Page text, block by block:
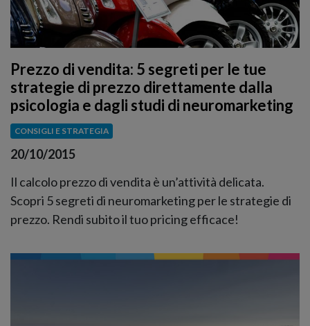
Prezzo di vendita: 5 segreti per le tue
strategie di prezzo direttamente dalla
psicologia e dagli studi di neuromarketing
CONSIGLI E STRATEGIA
20/10/2015
Il calcolo prezzo di vendita è un’attività delicata.
Scopri 5 segreti di neuromarketing per le strategie di
prezzo. Rendi subito il tuo pricing efficace!